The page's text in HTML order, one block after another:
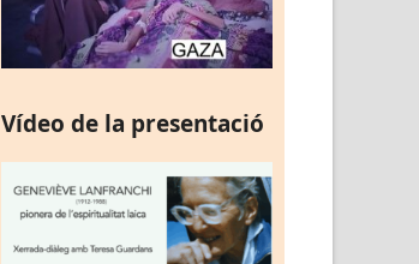
Vídeo de la presentació